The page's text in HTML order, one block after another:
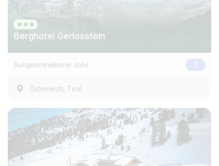
Berghotel Gerlosstein
Ausgeschriebene Jobs 2
Österreich, Tirol